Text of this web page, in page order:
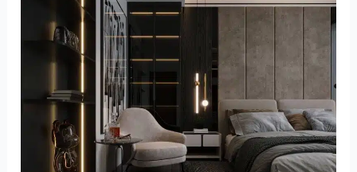
decoração
quarto
casal